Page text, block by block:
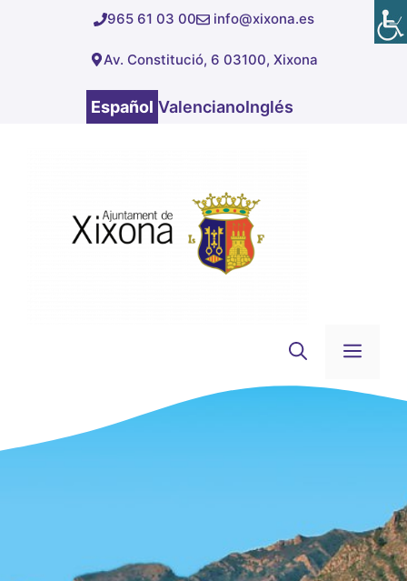
965 61 03 00 info@xixona.es
Av. Constitució, 6 03100, Xixona
Español ValencianoInglés